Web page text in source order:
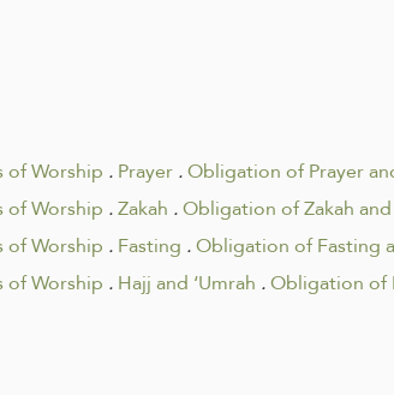
Worship .Prayer.Obligation of Prayer
Worship .Zakah .Obligation of Zakah
Worship .Fasting .Obligation of Fasting
Worship .Hajj and ‘Umrah .Obligation of